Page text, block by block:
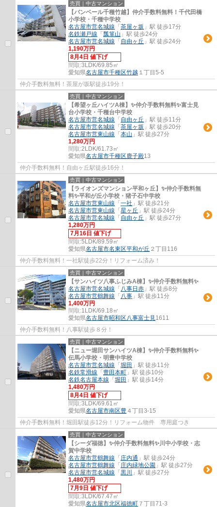
売買｜中古マンション
【バンベール千種竹越】仲介手数料無料！千代田橋
小学校・千種中学校
名古屋市営名城線 「 茶屋ヶ坂 」駅 徒歩17分
名鉄瀬戸線 「 瓢箪山 」駅 徒歩24分
名古屋市営名城線 「 自由ヶ丘 」駅 徒歩24分
1,190万円
8月4日 値下げ
間取:3LDK/69.85㎡
愛知県名古屋市千種区竹越 １丁目5-5
仲介手数料無料！茶屋が坂駅徒歩19分！
売買｜中古マンション
【希望ヶ丘ハイツA棟】✨️仲介手数料無料✨️富士見
台小学校・千種台中学校
名古屋市営名城線 「 自由ヶ丘 」駅 徒歩11分
名古屋市営名城線 「 茶屋ヶ坂 」駅 徒歩20分
名古屋市営東山線 「 本山 」駅 徒歩27分
1,280万円
間取:2LDK/61.73㎡
愛知県名古屋市千種区鹿子殿13
仲介手数料無料！自由ヶ丘駅徒歩16分！
売買｜中古マンション
【ライオンズマンション平和ヶ丘】✨️仲介手数料無
料✨️平和が丘小学校・猪子石中学校
名古屋市営東山線 「 一社 」駅 徒歩21分
名古屋市営東山線 「 星ヶ丘 」駅 徒歩24分
名古屋市営名城線 「 自由ヶ丘 」駅 徒歩27分
1,280万円
7月16日 値下げ
間取:5LDK/89.59㎡
愛知県名古屋市名東区平和が丘 ２丁目116
仲介手数料無料！一社駅徒歩22分！リフォーム済み！
売買｜中古マンション
【サンハイツ八事ふじみA棟】✨️仲介手数料無料✨️
名古屋市営名城線 「 八事日赤 」駅 徒歩8分
名古屋市営鶴舞線 「 八事 」駅 徒歩11分
1,400万円
間取:1LDK/69.18㎡
愛知県名古屋市昭和区八事富士見1611
仲介手数料無料！八事駅徒歩８分！
売買｜中古マンション
【ニュー堀田サンハイツA棟】✨️仲介手数料無料✨️
伝馬小学校・明豊中学校
名古屋市営名城線 「 堀田 」駅 徒歩11分
名鉄常滑線 「 豊田本町 」駅 徒歩10分
名鉄名古屋本線 「 堀田 」駅 徒歩14分
1,480万円
8月4日 値下げ
間取:3LDK/69.61㎡
愛知県名古屋市南区豊 ４丁目3-15
仲介手数料無料！堀田駅徒歩12分！リフォーム物件 専用庭つき
売買｜中古マンション
【シーダ福徳】✨️仲介手数料無料✨️川中小学校・志
賀中学校
名古屋市営鶴舞線 「 庄内通 」駅 徒歩24分
名古屋市営鶴舞線 「 庄内緑地公園 」駅 徒歩27分
名古屋市営名城線 「 黒川
」駅 徒歩27分
1,480万円
7月9日 値下げ
間取:3LDK/67.47㎡
愛知県名古屋市北区福徳町 ７丁目71-3